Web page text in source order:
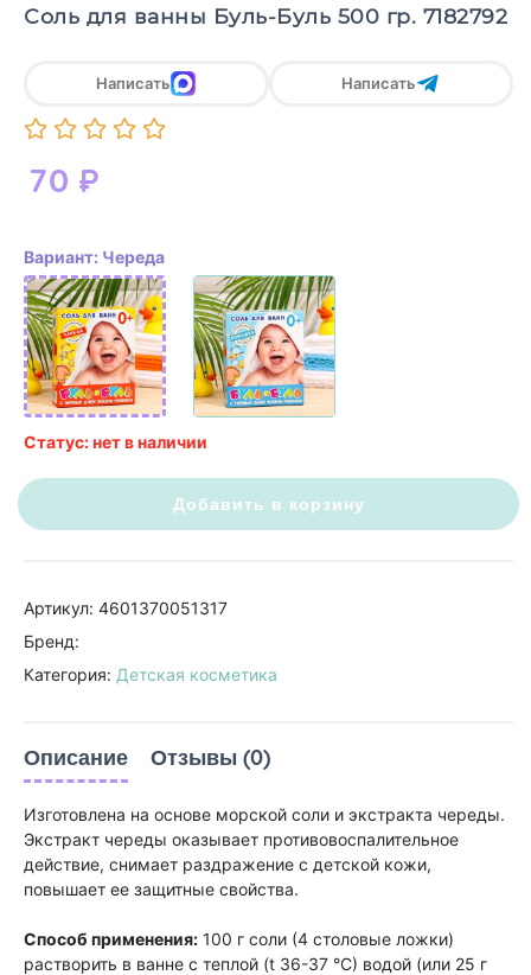
Соль для ванны Буль-Буль 500 гр. 7182792
70 ₽
Написать Написать
Вариант: Череда
Статус: нет в наличии
Добавить в корзину
Артикул: 4601370051317
Бренд:
Категория: Детская косметика
Описание Отзывы (0)
Изготовлена на основе морской соли и экстракта череды.
Экстракт череды оказывает противовоспалительное
действие, снимает раздражение с детской кожи,
повышает ее защитные свойства.
Способ применения: 100 г соли (4 столовые ложки)
растворить в ванне с теплой (t 36-37 °С) водой (или 25 г